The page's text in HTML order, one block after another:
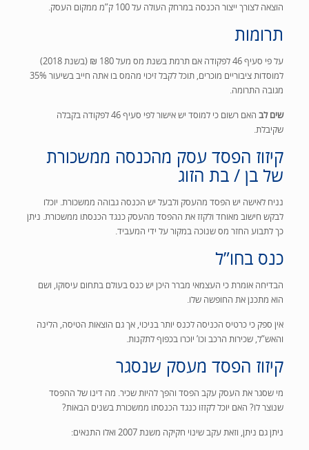
הוצאה לצורך ייצור הכנסה במרחק העולה על 100 ק”מ ממקום העסק.
תרומות
על פי סעיף 46 לפקודה אם תרמת בשנת מס מעל 180 ₪ (בשנת 2018)
למוסדות ציבוריים מוכרים, תוכל לקבל זיכוי מהמס בו אתה חייב בשיעור 35%
מגובה התרומה.
שים לב
האם רשום כי למוסד יש אישור לפי סעיף 46 לפקודה בקבלה
שקיבלת.
קיזוז הפסד עסק מהכנסה ממשכורת
של בן / בת הזוג
נניח לאישה יש הפסד מהעסק ולבעל יש הכנסה גבוהה ממשכורת. יוכלו
לבקש חישוב מאוחד ולקזז את ההפסד מהעסק כנגד הכנסתו ממשכורת. ניתן
כך לתבוע החזר מס שנוכה במקור על ידי המעביד.
כנס בחו”ל
הבדיחה אומרת כי העצמאי מברר היכן יש כנס בעולם בתחום עיסוקו, ושם
הוא מתכנן את החופשה שלו.
אין ספק כי כרטיס הכניסה לכנס יותר בניכוי, אך גם הוצאות הטיסה, הלינה
והאש”ל,שכירות הרכב וכו’ יוכרו בכפוף לתקנות.
קיזוז הפסד מעסק שנסגר
מי שסגר את העסק עקב הפסד והפך להיות שכיר. מה דינו של ההפסד
שנוצר לו? האם יוכל לקזזו כנגד הכנסתו ממשכורת בשנים הבאות?
ניתן גם ניתן, וזאת עקב שינוי חקיקה משנת 2007 ואלו התנאים: